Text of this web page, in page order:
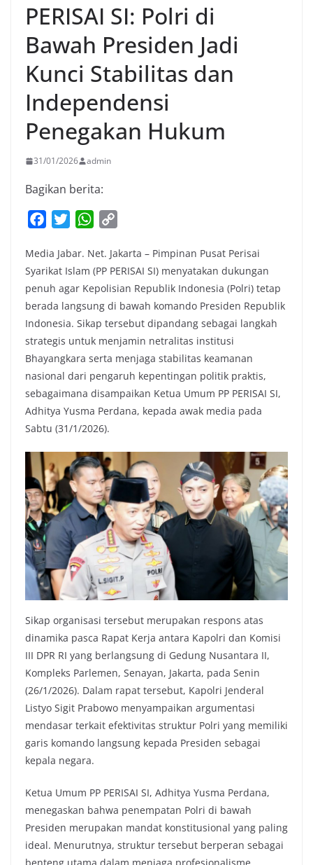
PERISAI SI: Polri di
Bawah Presiden Jadi
Kunci Stabilitas dan
Independensi
Penegakan Hukum
31/01/2026 admin
Bagikan berita:
c
e
b
o
o
k
i
t
t
e
r
W
a
t
s
A
p
p
p
y
L
n
k
Media Jabar. Net. Jakarta – Pimpinan Pusat Perisai
Syarikat Islam (PP PERISAI SI) menyatakan dukungan
penuh agar Kepolisian Republik Indonesia (Polri) tetap
berada langsung di bawah komando Presiden Republik
Indonesia. Sikap tersebut dipandang sebagai langkah
strategis untuk menjamin netralitas institusi
Bhayangkara serta menjaga stabilitas keamanan
nasional dari pengaruh kepentingan politik praktis,
sebagaimana disampaikan Ketua Umum PP PERISAI SI,
Adhitya Yusma Perdana, kepada awak media pada
Sabtu (31/1/2026).
Sikap organisasi tersebut merupakan respons atas
dinamika pasca Rapat Kerja antara Kapolri dan Komisi
III DPR RI yang berlangsung di Gedung Nusantara II,
Kompleks Parlemen, Senayan, Jakarta, pada Senin
(26/1/2026). Dalam rapat tersebut, Kapolri Jenderal
Listyo Sigit Prabowo menyampaikan argumentasi
mendasar terkait efektivitas struktur Polri yang memiliki
garis komando langsung kepada Presiden sebagai
kepala negara.
Ketua Umum PP PERISAI SI, Adhitya Yusma Perdana,
menegaskan bahwa penempatan Polri di bawah
Presiden merupakan mandat konstitusional yang paling
ideal. Menurutnya, struktur tersebut berperan sebagai